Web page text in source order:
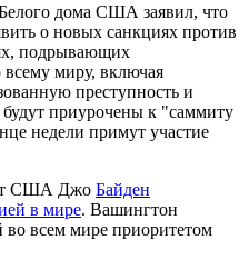
дома США заявил, что
о новых санкциях против
подрывающих
всему миру, включая
преступность и
приурочены к "саммиту
недели примут участие
США Джо Байден
в мире. Вашингтон
во всем мире приоритетом